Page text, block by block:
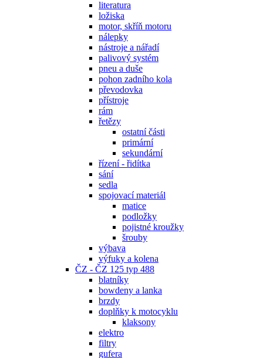
literatura
ložiska
motor, skříň motoru
nálepky
nástroje a nářadí
palivový systém
pneu a duše
pohon zadního kola
převodovka
přístroje
rám
řetězy
ostatní části
primární
sekundární
řízení - řidítka
sání
sedla
spojovací materiál
matice
podložky
pojistné kroužky
šrouby
výbava
výfuky a kolena
ČZ - ČZ 125 typ 488
blatníky
bowdeny a lanka
brzdy
doplňky k motocyklu
klaksony
elektro
filtry
gufera